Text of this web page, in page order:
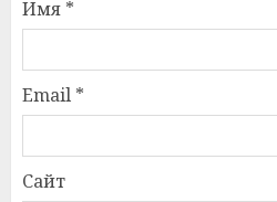
Имя *
Email *
Сайт